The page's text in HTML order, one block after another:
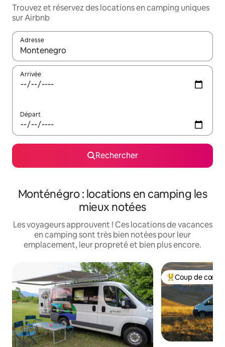
Trouvez et réservez des locations en camping uniques
sur Airbnb
Adresse
Lorsque les résultats s'affichent, utilisez les flèches vers le
Arrivée
Départ
Rechercher
Monténégro : locations en camping les
mieux notées
Les voyageurs approuvent ! Ces locations de vacances
en camping sont très bien notées pour leur
emplacement, leur propreté et bien plus encore.
Coups de cœur
Coup de cœur